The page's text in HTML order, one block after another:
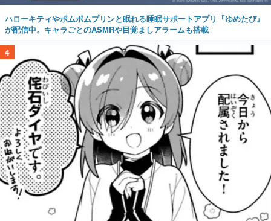
ハローキティやポムポムプリンと眠れる睡眠サポートアプリ『ゆめたび』
が配信中。キャラごとのASMRや目覚ましアラームも搭載
4